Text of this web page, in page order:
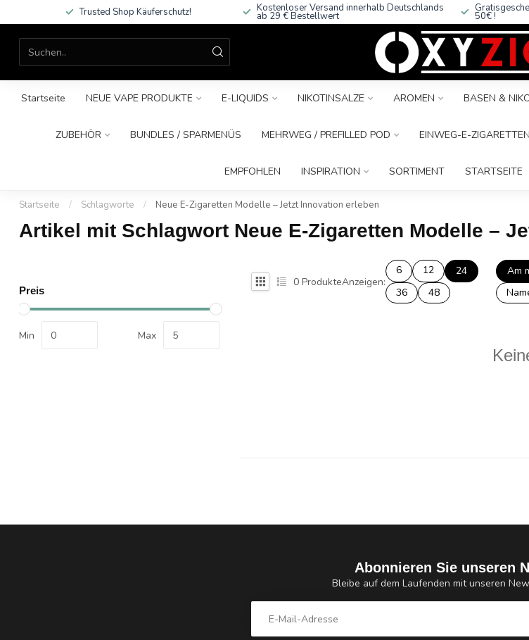
Trusted Shop Käuferschutz! Kostenloser Versand innerhalb Deutschlands
ab 29 € Bestellwert 50€ !
Startseite NEUE VAPE PRODUKTE E-LIQUIDS NIKOTINSALZE AROMEN BASEN &
ZUBEHÖR BUNDLES / SPARMENÜS MEHRWEG / PREFILLED POD EINWEG-E-ZIGARETTEN
EMPFOHLEN INSPIRATION SORTIMENT STARTSEITE
Startseite / Schlagworte / Neue E-Zigaretten Modelle – Jetzt Innovation erleben
Artikel mit Schlagwort Neue E-Zigaretten Modelle –
Preis
Min Max
0 ProdukteAnzeigen:
6 12
24
36
48
Am
Abonnieren Sie unseren
Bleibe auf dem Laufenden mit unseren